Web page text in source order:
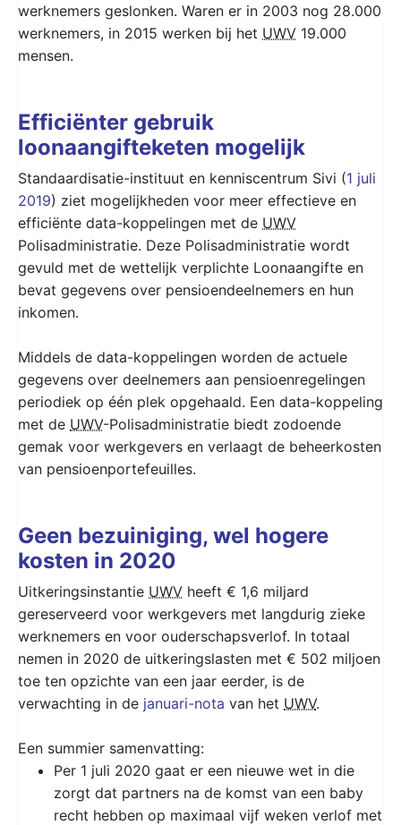
werknemers geslonken. Waren er in 2003 nog 28.000
werknemers, in 2015 werken bij het UWV 19.000
mensen.
Efficiënter gebruik
loonaangifteketen mogelijk
Standaardisatie-instituut en kenniscentrum Sivi (1 juli
2019) ziet mogelijkheden voor meer effectieve en
efficiënte data-koppelingen met de UWV
Polisadministratie. Deze Polisadministratie wordt
gevuld met de wettelijk verplichte Loonaangifte en
bevat gegevens over pensioendeelnemers en hun
inkomen.
Middels de data-koppelingen worden de actuele
gegevens over deelnemers aan pensioenregelingen
periodiek op één plek opgehaald. Een data-koppeling
met de UWV-Polisadministratie biedt zodoende
gemak voor werkgevers en verlaagt de beheerkosten
van pensioenportefeuilles.
Geen bezuiniging, wel hogere
kosten in 2020
Uitkeringsinstantie UWV heeft € 1,6 miljard
gereserveerd voor werkgevers met langdurig zieke
werknemers en voor ouderschapsverlof. In totaal
nemen in 2020 de uitkeringslasten met € 502 miljoen
toe ten opzichte van een jaar eerder, is de
verwachting in de januari-nota van het UWV.
Een summier samenvatting:
Per 1 juli 2020 gaat er een nieuwe wet in die
zorgt dat partners na de komst van een baby
recht hebben op maximaal vijf weken verlof met